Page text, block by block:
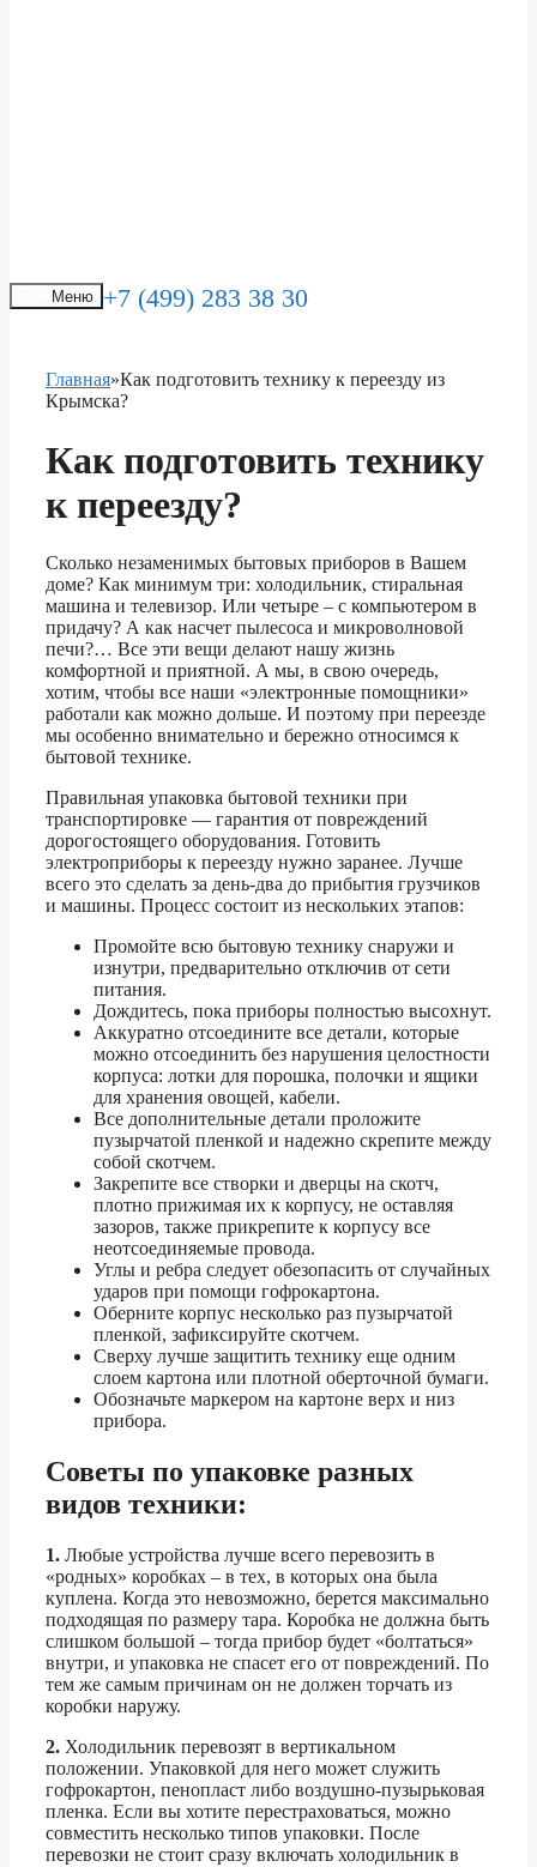
Меню +7 (499) 283 38 30
Главная»Как подготовить технику к переезду из
Крымска?
Как подготовить технику
к переезду?
Сколько незаменимых бытовых приборов в Вашем
доме? Как минимум три: холодильник, стиральная
машина и телевизор. Или четыре – с компьютером в
придачу? А как насчет пылесоса и микроволновой
печи?… Все эти вещи делают нашу жизнь
комфортной и приятной. А мы, в свою очередь,
хотим, чтобы все наши «электронные помощники»
работали как можно дольше. И поэтому при переезде
мы особенно внимательно и бережно относимся к
бытовой технике.
Правильная упаковка бытовой техники при
транспортировке — гарантия от повреждений
дорогостоящего оборудования. Готовить
электроприборы к переезду нужно заранее. Лучше
всего это сделать за день-два до прибытия грузчиков
и машины. Процесс состоит из нескольких этапов:
Промойте всю бытовую технику снаружи и
изнутри, предварительно отключив от сети
питания.
Дождитесь, пока приборы полностью высохнут.
Аккуратно отсоедините все детали, которые
можно отсоединить без нарушения целостности
корпуса: лотки для порошка, полочки и ящики
для хранения овощей, кабели.
Все дополнительные детали проложите
пузырчатой пленкой и надежно скрепите между
собой скотчем.
Закрепите все створки и дверцы на скотч,
плотно прижимая их к корпусу, не оставляя
зазоров, также прикрепите к корпусу все
неотсоединяемые провода.
Углы и ребра следует обезопасить от случайных
ударов при помощи гофрокартона.
Оберните корпус несколько раз пузырчатой
пленкой, зафиксируйте скотчем.
Сверху лучше защитить технику еще одним
слоем картона или плотной оберточной бумаги.
Обозначьте маркером на картоне верх и низ
прибора.
Cоветы по упаковке разных
видов техники:
1. Любые устройства лучше всего перевозить в
«родных» коробках – в тех, в которых она была
куплена. Когда это невозможно, берется максимально
подходящая по размеру тара. Коробка не должна быть
слишком большой – тогда прибор будет «болтаться»
внутри, и упаковка не спасет его от повреждений. По
тем же самым причинам он не должен торчать из
коробки наружу.
2. Холодильник перевозят в вертикальном
положении. Упаковкой для него может служить
гофрокартон, пенопласт либо воздушно-пузырьковая
пленка. Если вы хотите перестраховаться, можно
совместить несколько типов упаковки. После
перевозки не стоит сразу включать холодильник в